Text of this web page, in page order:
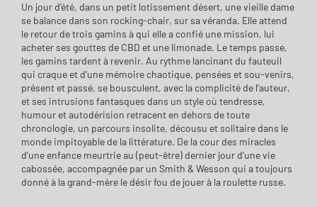
Un jour d’été, dans un petit lotissement désert, une vieille dame
se balance dans son rocking-chair, sur sa véranda. Elle attend
le retour de trois gamins à qui elle a confié une mission, lui
acheter ses gouttes de CBD et une limonade. Le temps passe,
les gamins tardent à revenir. Au rythme lancinant du fauteuil
qui craque et d’une mémoire chaotique, pensées et sou-venirs,
présent et passé, se bousculent, avec la complicité de l’auteur,
et ses intrusions fantasques dans un style où tendresse,
humour et autodérision retracent en dehors de toute
chronologie, un parcours insolite, décousu et solitaire dans le
monde impitoyable de la littérature. De la cour des miracles
d’une enfance meurtrie au (peut-être) dernier jour d’une vie
cabossée, accompagnée par un Smith & Wesson qui a toujours
donné à la grand-mère le désir fou de jouer à la roulette russe.